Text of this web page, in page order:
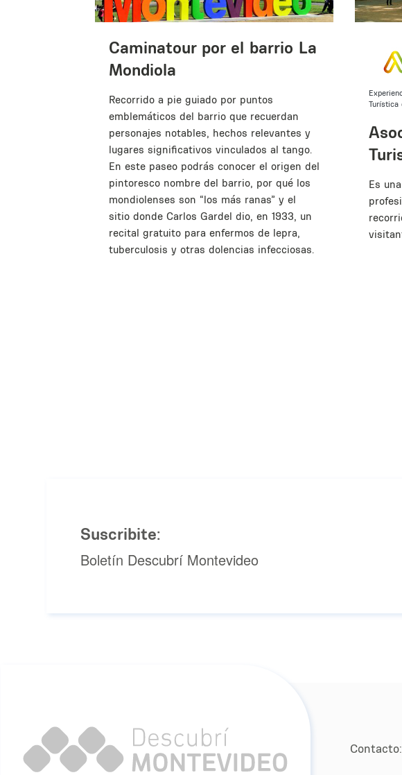
Caminatour por el barrio La
Mondiola
Recorrido a pie guiado por puntos
emblemáticos del barrio que recuerdan
personajes notables, hechos relevantes y
lugares significativos vinculados al tango.
En este paseo podrás conocer el origen del
pintoresco nombre del barrio, por qué los
mondiolenses son “los más ranas” y el
sitio donde Carlos Gardel dio, en 1933, un
recital gratuito para enfermos de lepra,
tuberculosis y otras dolencias infecciosas.
Turística
Es
Suscribite:
Boletín Descubrí Montevideo
Contacto: